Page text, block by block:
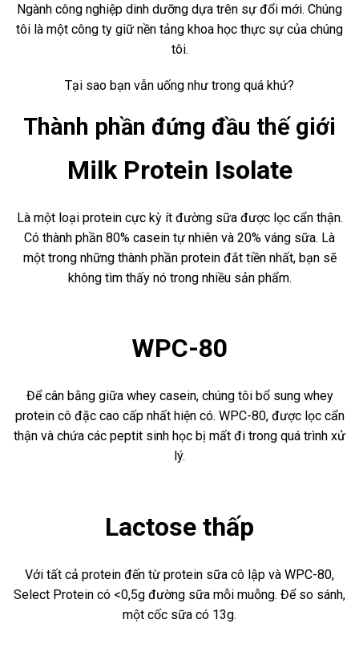
Ngành công nghiệp dinh dưỡng dựa trên sự đổi mới. Chúng
tôi là một công ty giữ nền tảng khoa học thực sự của chúng
tôi.
Tại sao bạn vẫn uống như trong quá khứ?
Thành phần đứng đầu thế giới
Milk Protein Isolate
Là một loại protein cực kỳ ít đường sữa được lọc cẩn thận.
Có thành phần 80% casein tự nhiên và 20% váng sữa. Là
một trong những thành phần protein đắt tiền nhất, bạn sẽ
không tìm thấy nó trong nhiều sản phẩm.
WPC-80
Để cân bằng giữa whey casein, chúng tôi bổ sung whey
protein cô đặc cao cấp nhất hiện có. WPC-80, được lọc cẩn
thận và chứa các peptit sinh học bị mất đi trong quá trình xử
lý.
Lactose thấp
Với tất cả protein đến từ protein sữa cô lập và WPC-80,
Select Protein có <0,5g đường sữa mỗi muỗng. Để so sánh,
một cốc sữa có 13g.